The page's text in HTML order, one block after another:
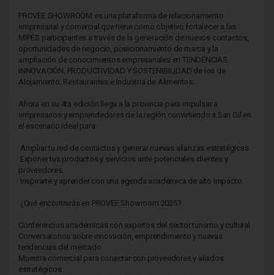
PROVEE SHOWROOM es una plataforma de relacionamiento
empresarial y comercial que tiene como objetivo fortalecer a las
MIPES participantes a través de la generación de nuevos contactos,
oportunidades de negocio, posicionamiento de marca y la
ampliación de conocimientos empresariales en TENDENCIAS.
INNOVACIÓN, PRODUCTIVIDAD Y SOSTENIBILIDAD de los de
Alojamiento, Restaurantes e Industria de Alimentos.
Ahora en su 4ta edición llega a la provincia para impulsar a
empresarios y emprendedores de la región convirtiendo a San Gil en
el escenario ideal para:
Ampliar tu red de contactos y generar nuevas alianzas estratégicas.
Exponer tus productos y servicios ante potenciales clientes y
proveedores.
Inspirarte y aprender con una agenda académica de alto impacto.
¿Qué encontrarás en PROVEE Showroom 2025?
Conferencias académicas con expertos del sector turismo y cultural.
Conversatorios sobre innovación, emprendimiento y nuevas
tendencias del mercado.
Muestra comercial para conectar con proveedores y aliados
estratégicos.